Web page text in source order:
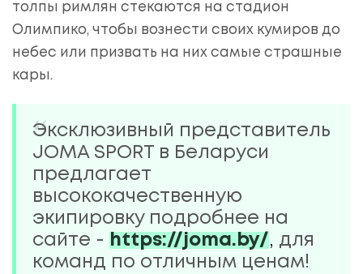
толпы римлян стекаются на стадион
Олимпико, чтобы вознести своих кумиров до
небес или призвать на них самые страшные
кары.
Эксклюзивный представитель
JOMA SPORT в Беларуси
предлагает
высококачественную
экипировку подробнее на
сайте -
https://joma.by/, для
команд по отличным ценам!